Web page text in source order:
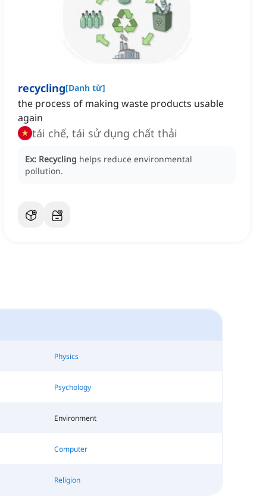
recycling[Danh từ]
the process of making waste products usable
again
tái chế, tái sử dụng chất thải
Ex: Recycling helps reduce environmental
pollution.
Physics
Psychology
Environment
Computer
Religion